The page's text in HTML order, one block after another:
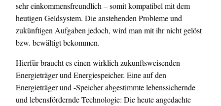
sehr einkommensfreundlich – somit kompatibel mit dem
heutigen Geldsystem. Die anstehenden Probleme und
zukünftigen Aufgaben jedoch, wird man mit ihr nicht gelöst
bzw. bewältigt bekommen.
Hierfür braucht es einen wirklich zukunftsweisenden
Energieträger und Energiespeicher. Eine auf den
Energieträger und -Speicher abgestimmte lebenssichernde
und lebensfördernde Technologie: Die heute angedachte